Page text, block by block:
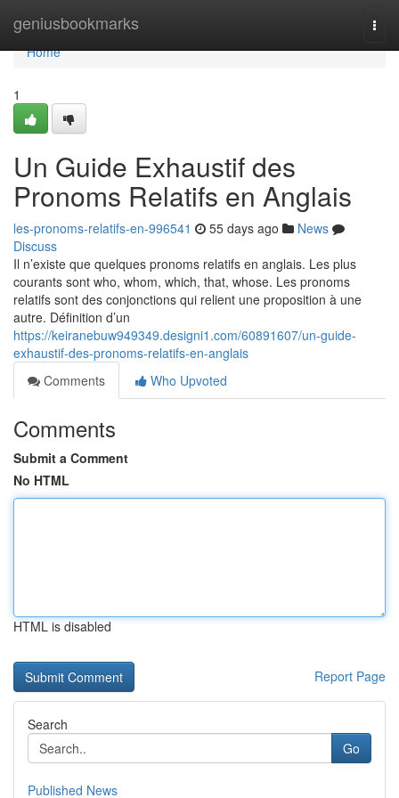
geniusbookmarks
Home
Home
1
Un Guide Exhaustif des
Pronoms Relatifs en Anglais
les-pronoms-relatifs-en-996541 55 days ago
News
Discuss
Il n’existe que quelques pronoms relatifs en anglais. Les plus
courants sont who, whom, which, that, whose. Les pronoms
relatifs sont des conjonctions qui relient une proposition à une
autre. Définition d’un
https://keiranebuw949349.designi1.com/60891607/un-guide-
exhaustif-des-pronoms-relatifs-en-anglais
Comments
Who Upvoted
Comments
Submit a Comment
No HTML
HTML is disabled
Report Page
Search
Go
Published News